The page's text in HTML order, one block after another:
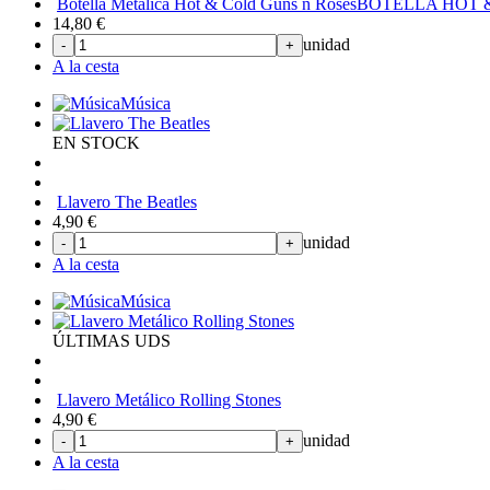
Botella Metálica Hot & Cold Guns n RosesBOTELLA HOT
14,80 €
- + unidad
A la cesta
Música
EN STOCK
Llavero The Beatles
4,90 €
- + unidad
A la cesta
Música
ÚLTIMAS UDS
Llavero Metálico Rolling Stones
4,90 €
- + unidad
A la cesta